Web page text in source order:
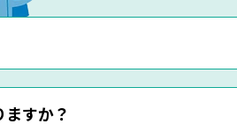
・LINEにてお申込みくださいませ。
能です。
すか？